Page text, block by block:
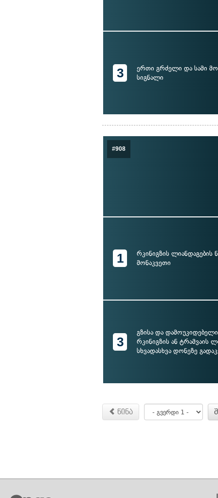
3
ერთი გრძელი და სამი
სიგნალი
#908
1
რკინიგზის ლიანდაგების
მონაკვეთი
3
გზისა და დამოუკიდებელი
რკინიგზის ან ტრამვაის
სხვადასხვა დონეზე
წინა